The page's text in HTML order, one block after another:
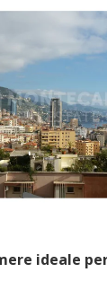
ideale